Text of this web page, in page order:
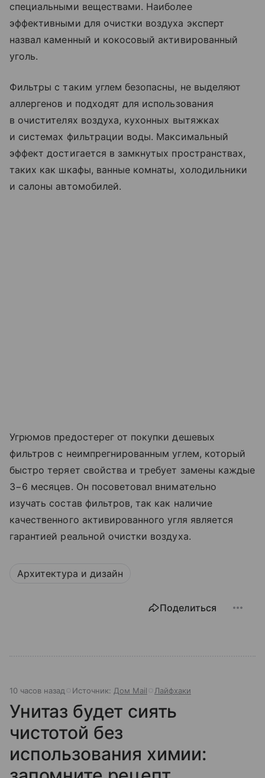
специальными веществами. Наиболее
эффективными для очистки воздуха эксперт
назвал каменный и кокосовый активированный
уголь.
Фильтры с таким углем безопасны, не выделяют
аллергенов и подходят для использования
в очистителях воздуха, кухонных вытяжках
и системах фильтрации воды. Максимальный
эффект достигается в замкнутых пространствах,
таких как шкафы, ванные комнаты, холодильники
и салоны автомобилей.
Угрюмов предостерег от покупки дешевых
фильтров с неимпрегнированным углем, который
быстро теряет свойства и требует замены каждые
3−6 месяцев. Он посоветовал внимательно
изучать состав фильтров, так как наличие
качественного активированного угля является
гарантией реальной очистки воздуха.
Архитектура и дизайн
Поделиться
10 часов назад Источник: Дом Mail Лайфхаки
Унитаз будет сиять
чистотой без
использования химии: